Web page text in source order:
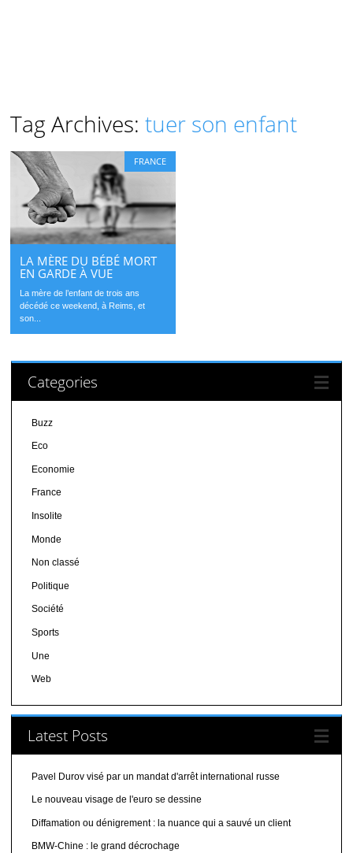
Tag Archives:tuer son enfant
FRANCE
LA MÈRE DU BÉBÉ MORT
EN GARDE À VUE
La mère de l’enfant de trois ans
décédé ce weekend, à Reims, et
son...
Categories
Buzz
Eco
Economie
France
Insolite
Monde
Non classé
Politique
Société
Sports
Une
Web
Latest Posts
Pavel Durov visé par un mandat d'arrêt international russe
Le nouveau visage de l'euro se dessine
Diffamation ou dénigrement : la nuance qui a sauvé un client
BMW-Chine : le grand décrochage